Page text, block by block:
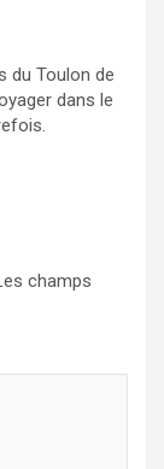
du Toulon de
dans le
champs